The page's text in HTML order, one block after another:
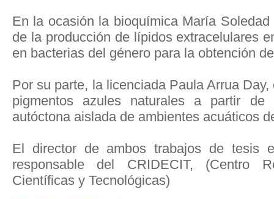
En la ocasión la bioquímica María
de la producción de lípidos extracelulares
en bacterias del género para la obtención
Por su parte, la licenciada Paula Arrua
pigmentos azules naturales a partir de
autóctona aislada de ambientes acuáticos
El director de ambos trabajos de tesis
responsable del CRIDECIT, (Centro
Científicas y Tecnológicas)